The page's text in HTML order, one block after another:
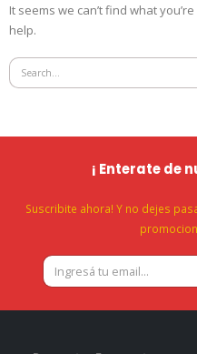
It seems we can’t find what
help.
¡ Enterate de
Suscribite ahora! Y no dejes